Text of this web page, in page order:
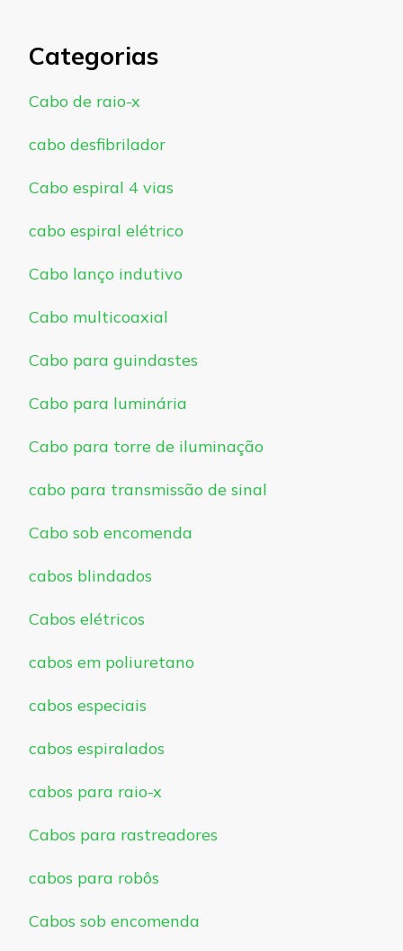
Categorias
Cabo de raio-x
cabo desfibrilador
Cabo espiral 4 vias
cabo espiral elétrico
Cabo lanço indutivo
Cabo multicoaxial
Cabo para guindastes
Cabo para luminária
Cabo para torre de iluminação
cabo para transmissão de sinal
Cabo sob encomenda
cabos blindados
Cabos elétricos
cabos em poliuretano
cabos especiais
cabos espiralados
cabos para raio-x
Cabos para rastreadores
cabos para robôs
Cabos sob encomenda